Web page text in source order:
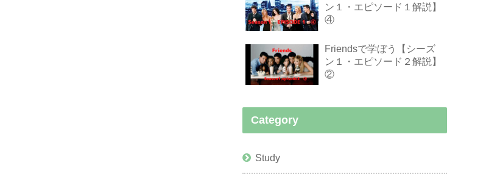
ン１・エピソード１解説】
④
Friendsで学ぼう【シーズ
ン１・エピソード２解説】
②
Category
Study